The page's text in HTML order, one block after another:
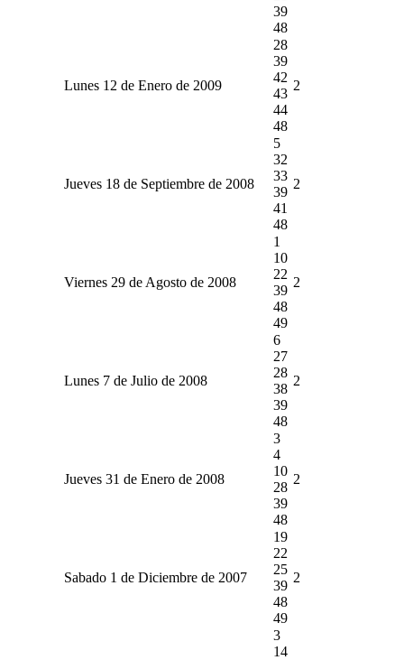
39
48
Lunes 12 de Enero de 2009
28
39
42
43
44
48
2
Jueves 18 de Septiembre de 2008
5
32
33
39
41
48
2
Viernes 29 de Agosto de 2008
1
10
22
39
48
49
2
Lunes 7 de Julio de 2008
6
27
28
38
39
48
2
Jueves 31 de Enero de 2008
3
4
10
28
39
48
2
Sabado 1 de Diciembre de 2007
19
22
25
39
48
49
2
3
14